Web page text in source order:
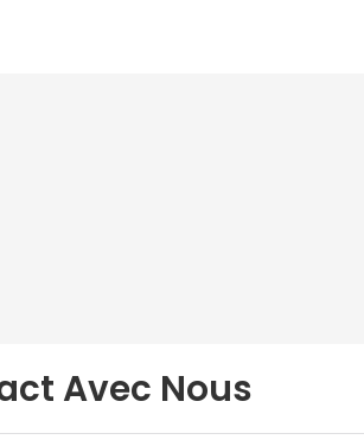
Avec Nous